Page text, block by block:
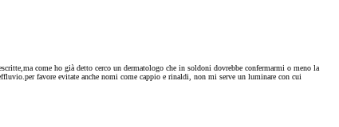
come ho già detto cerco un dermatologo che in soldoni dovrebbe confermarmi o meno la
favore evitate anche nomi come cappio e rinaldi, non mi serve un luminare con cui